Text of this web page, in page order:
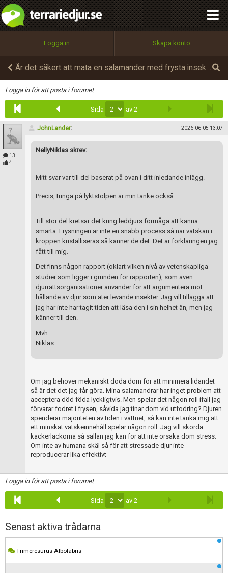
Logga in Skapa konto
Är det säkert att mata en salamander med frysta insekter?
Logga in för att posta i forumet
Sida av 2
13
4
JohnLander: 2026-06-05 13:07
NellyNiklas skrev:
Mitt svar var till del baserat på ovan i ditt inledande inlägg.
Precis, tunga på lyktstolpen är min tanke också.
Till stor del kretsar det kring leddjurs förmåga att känna
smärta. Frysningen är inte en snabb process så när vätskan i
kroppen kristalliseras så känner de det. Det är förklaringen jag
fått till mig.
Det finns någon rapport (oklart vilken nivå av vetenskapliga
studier som ligger i grunden för rapporten), som även
djurrättsorganisationer använder för att argumentera mot
hållande av djur som äter levande insekter. Jag vill tillägga att
jag har inte har tagit tiden att läsa den i sin helhet än, men jag
känner till den.
Mvh
Niklas
Om jag behöver mekaniskt döda dom för att minimera lidandet
så är det det jag får göra. Mina salamandrar har inget problem att
acceptera död föda lyckligtvis. Men spelar det någon roll ifall jag
förvarar fodret i frysen, såvida jag tinar dom vid utfodring? Djuren
spenderar majoriteten av tiden i vattnet, så kan inte tänka mig att
ett minskat vätskeinnehåll spelar någon roll. Jag vill skörda
kackerlackorna så sällan jag kan för att inte orsaka dom stress.
Om inte av humana skäl så för att stressade djur inte
reproducerar lika effektivt
Logga in för att posta i forumet
Sida av 2
Senast aktiva trådarna
Trimeresurus Albolabris
Infoga
Utför
100%
OK
integritetspolicy
Namn:
Epost:
Användarnamn:
Lösenord:
Privacy Policy
Skapa konto
Begär nytt lösenord
Tillbaka till förstasidan